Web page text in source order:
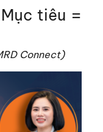
tiêu =
Connect)